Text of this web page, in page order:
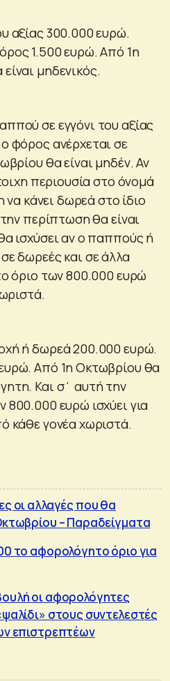
αξίας 300.000 ευρώ.
1.500 ευρώ. Από 1η
μηδενικός.
σε εγγόνι του αξίας
φόρος ανέρχεται σε
θα είναι μηδέν. Αν
περιουσία στο όνομά
να κάνει δωρεά στο ίδιο
περίπτωση θα είναι
ισχύσει αν ο παππούς ή
δωρεές και σε άλλα
όριο των 800.000 ευρώ
ή δωρεά 200.000 ευρώ.
Από 1η Οκτωβρίου θα
Και σ΄ αυτή την
ευρώ ισχύει για
κάθε γονέα χωριστά.
οι αλλαγές που θα
– Παραδείγματα
το αφορολόγητο όριο για
οι αφορολόγητες
στους συντελεστές
επιστρεπτέων